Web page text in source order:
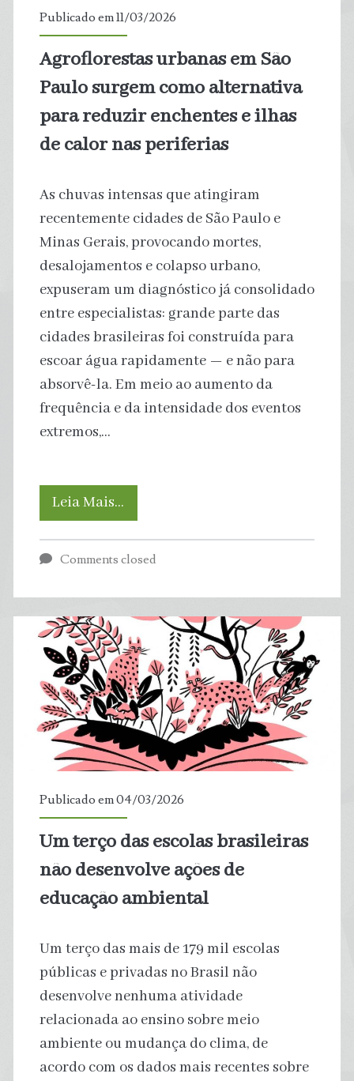
do
‑
e
que
é
importante
protegê‑los
Publicado em 11/03/2026
Agroflorestas urbanas em São
Paulo surgem como alternativa
para reduzir enchentes e ilhas
de calor nas periferias
As chuvas intensas que atingiram
recentemente cidades de São Paulo e
Minas Gerais, provocando mortes,
desalojamentos e colapso urbano,
expuseram um diagnóstico já consolidado
entre especialistas: grande parte das
cidades brasileiras foi construída para
escoar água rapidamente — e não para
absorvê-la. Em meio ao aumento da
frequência e da intensidade dos eventos
extremos,…
Leia Mais…
urbanas
Paulo
surgem
como
alternativa
reduzir
enchentes
e
de
calor
periferias
Comments closed
Publicado em 04/03/2026
Um terço das escolas brasileiras
não desenvolve ações de
educação ambiental
Um terço das mais de 179 mil escolas
públicas e privadas no Brasil não
desenvolve nenhuma atividade
relacionada ao ensino sobre meio
ambiente ou mudança do clima, de
acordo com os dados mais recentes sobre